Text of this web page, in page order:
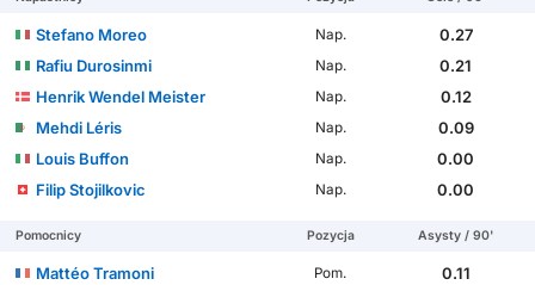
Stefano Moreo Nap.
0.27
Rafiu Durosinmi
Nap.
0.21
Henrik Wendel Meister
Nap.
0.12
Mehdi Léris
Nap.
0.09
Louis Buffon
Nap.
0.00
Filip Stojilkovic
Nap. 0.00
Pomocnicy Pozycja Asysty / 90'
Mattéo Tramoni Pom.
0.11